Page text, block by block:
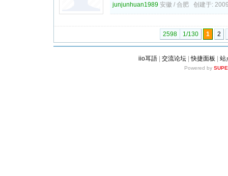
junjunhuan1989 安徽 / 合肥 创建于:
2598 1/130 1 2
iio耳語 交流论坛 |快捷面板 站
Powered by SUPE